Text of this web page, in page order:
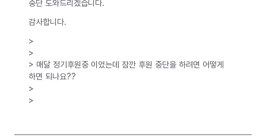
중단 도와드리겠습니다.
감사합니다.
>
>
> 매달 정기후원중 이었는데 잠깐 후원 중단을 하려면 어떻게
하면 되나요??
>
>